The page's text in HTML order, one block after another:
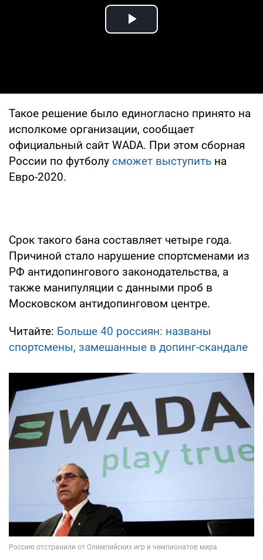
Play Video
Такое решение было единогласно принято на
исполкоме организации, сообщает
официальный сайт WADA. При этом сборная
России по футболу сможет выступить на
Евро-2020.
Срок такого бана составляет четыре года.
Причиной стало нарушение спортсменами из
РФ антидопингового законодательства, а
также манипуляции с данными проб в
Московском антидопинговом центре.
Читайте: Больше 40 россиян: названы
спортсмены, замешанные в допинг-скандале